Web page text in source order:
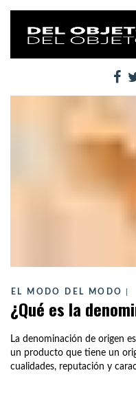
EL MODO DEL MODO
¿Qué es la
La denominación de origen
un producto que tiene un
cualidades, reputación y